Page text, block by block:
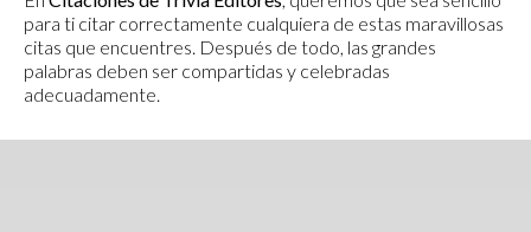
para ti citar correctamente cualquiera de estas maravillosas
citas que encuentres. Después de todo, las grandes
palabras deben ser compartidas y celebradas
adecuadamente.